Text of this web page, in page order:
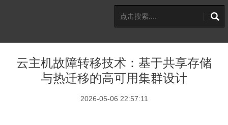
云主机故障转移技术：基于共享存储
与热迁移的高可用集群设计
2026-05-06 22:57:11